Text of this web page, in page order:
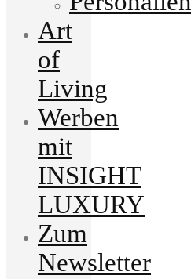
Art
of
Living
Werben
mit
INSIGHT
LUXURY
Zum
Newsletter